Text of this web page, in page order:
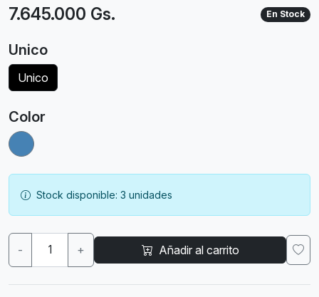
7.645.000 Gs. En Stock
Unico
Unico
Color
Stock disponible: 3 unidades
- + Añadir al carrito